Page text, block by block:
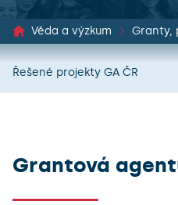
Věda a výzkum
Řešené projekty GA ČR
Grantová